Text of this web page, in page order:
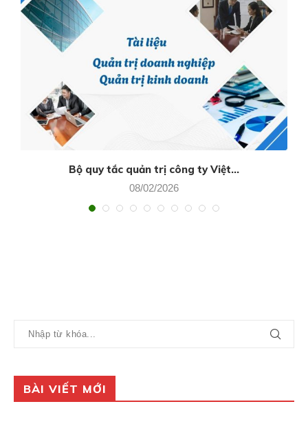
Bộ quy tắc quản trị công ty Việt...
08/02/2026
BÀI VIẾT MỚI